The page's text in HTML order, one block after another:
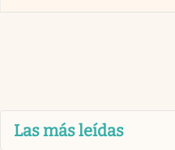
Las más leídas